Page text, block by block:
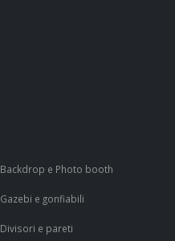
Backdrop e Photo booth
Gazebi e gonfiabili
Divisori e pareti